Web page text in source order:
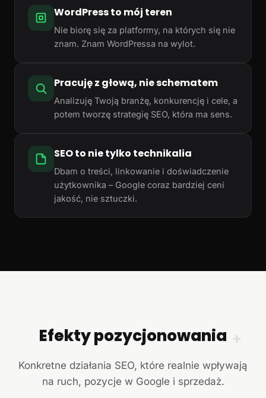
WordPress to mój teren
Nie biorę się za platformy, na których się nie
znam. Znam WordPressa na wylot.
Pracuję z głową, nie schematem
Analizuję Twoją branżę, konkurencję i cele, a
potem tworzę strategię SEO, która ma sens.
SEO to nie tylko technikalia
Dbam o treści, linkowanie i doświadczenie
użytkownika – Google coraz bardziej ceni
jakość, nie sztuczki.
+
Efekty pozycjonowania
Konkretne działania SEO, które realnie wpływają
na ruch, pozycje w Google i sprzedaż.